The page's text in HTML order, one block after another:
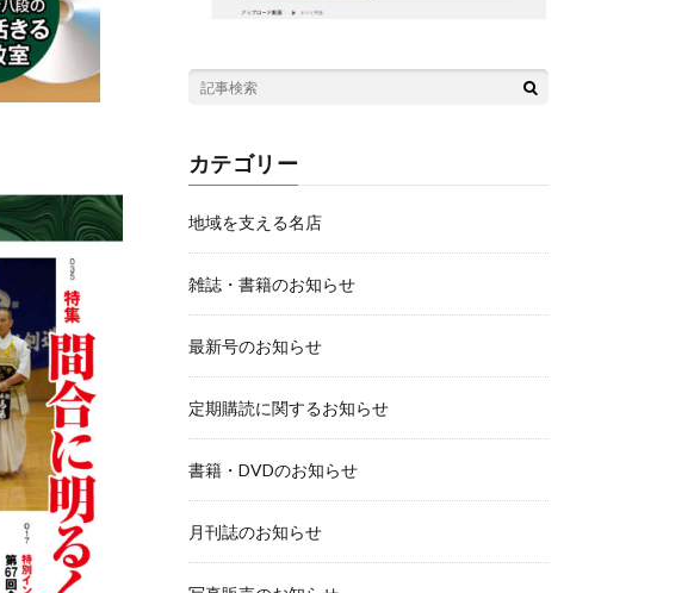
カテゴリー
地域を支える名店
雑誌・書籍のお知らせ
最新号のお知らせ
定期購読に関するお知らせ
書籍・DVDのお知らせ
月刊誌のお知らせ